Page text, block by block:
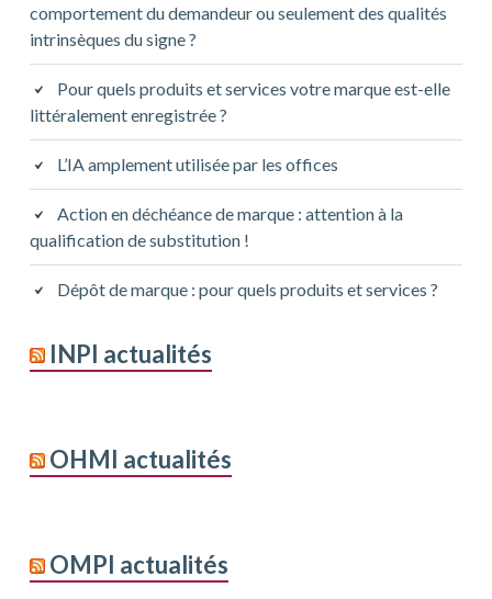
comportement du demandeur ou seulement des qualités
intrinsèques du signe ?
Pour quels produits et services votre marque est-elle
littéralement enregistrée ?
L’IA amplement utilisée par les offices
Action en déchéance de marque : attention à la
qualification de substitution !
Dépôt de marque : pour quels produits et services ?
INPI actualités
OHMI actualités
OMPI actualités